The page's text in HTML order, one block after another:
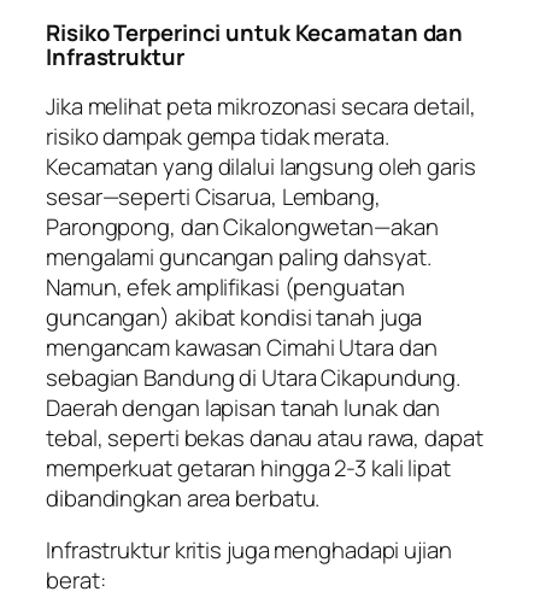
Risiko Terperinci untuk Kecamatan dan
Infrastruktur
Jika melihat peta mikrozonasi secara detail,
risiko dampak gempa tidak merata.
Kecamatan yang dilalui langsung oleh garis
sesar—seperti Cisarua, Lembang,
Parongpong, dan Cikalongwetan—akan
mengalami guncangan paling dahsyat.
Namun, efek amplifikasi (penguatan
guncangan) akibat kondisi tanah juga
mengancam kawasan Cimahi Utara dan
sebagian Bandung di Utara Cikapundung.
Daerah dengan lapisan tanah lunak dan
tebal, seperti bekas danau atau rawa, dapat
memperkuat getaran hingga 2-3 kali lipat
dibandingkan area berbatu.
Infrastruktur kritis juga menghadapi ujian
berat: